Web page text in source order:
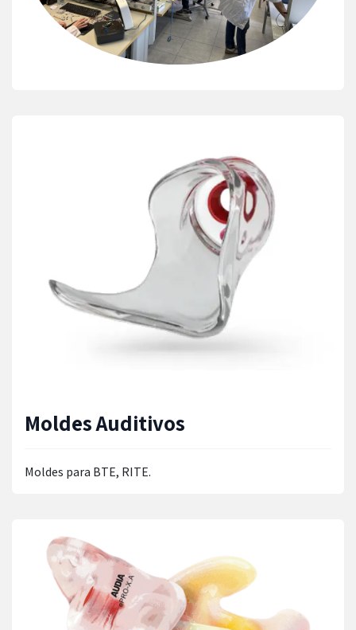
Moldes Auditivos
Moldes para BTE, RITE.